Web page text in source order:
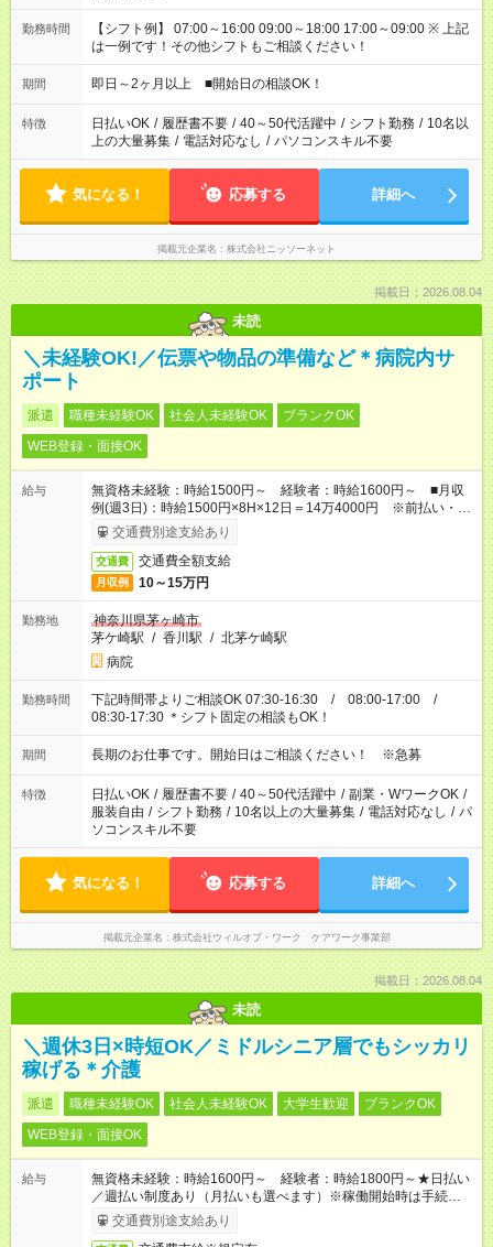
勤務時間
【シフト例】 07:00～16:00 09:00～18:00 17:00～09:00 ※ 上記
は一例です！その他シフトもご相談ください！
期間 即日～2ヶ月以上 ■開始日の相談OK！
特徴 日払いOK / 履歴書不要 / 40～50代活躍中 / シフト勤務 / 10名以
上の大量募集 / 電話対応なし / パソコンスキル不要
気になる！ 応募する 詳細へ
掲載元企業名 株式会社ニッソーネット
掲載日：2026.08.04
未読
＼未経験OK!／伝票や物品の準備など＊病院内サ
ポート
派遣 職種未経験OK 社会人未経験OK
ブランクOK
WEB登録・面接OK
給与
無資格未経験：時給1500円～ 経験者：時給1600円～ ■月収
例(週3日)：時給1500円×8H×12日＝14万4000円 ※前払い・日
払い・週払いOK
交通費別途支給あり
交通費 交通費全額支給
月収例 10～15万円
勤務地
神奈川県茅ヶ崎市
茅ケ崎駅 / 香川駅 / 北茅ケ崎駅
病院
勤務時間
下記時間帯よりご相談OK 07:30-16:30 / 08:00-17:00 /
08:30-17:30 ＊シフト固定の相談もOK！
期間 長期のお仕事です。開始日はご相談ください！ ※急募
特徴 日払いOK / 履歴書不要 / 40～50代活躍中 / 副業・WワークOK /
服装自由 / シフト勤務 / 10名以上の大量募集 / 電話対応なし / パ
ソコンスキル不要
気になる！ 応募する 詳細へ
掲載元企業名 株式会社ウィルオブ・ワーク ケアワーク事業部
掲載日：2026.08.04
未読
＼週休3日×時短OK／ミドルシニア層でもシッカリ
稼げる＊介護
派遣 職種未経験OK 社会人未経験OK 大学生歓迎
ブランクOK
WEB登録・面接OK
給与
無資格未経験：時給1600円～ 経験者：時給1800円～★日払い
／週払い制度あり（月払いも選べます）※稼働開始時は手続き完
了次第のお支払いとなります。
交通費別途支給あり